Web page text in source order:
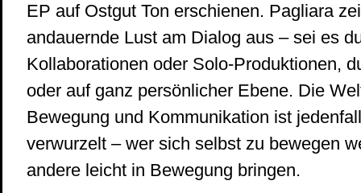
EP auf Ostgut Ton erschienen. Pagliara
andauernde Lust am Dialog aus – sei es
Kollaborationen oder Solo-Produktionen,
oder auf ganz persönlicher Ebene. Die
Bewegung und Kommunikation ist
verwurzelt – wer sich selbst zu bewegen
andere leicht in Bewegung bringen.